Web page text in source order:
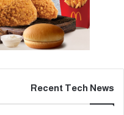
Recent Tech News